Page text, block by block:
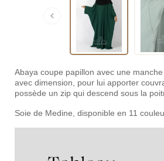

Abaya coupe papillon avec une
avec dimension, pour lui apporter
possède un zip qui descend sous la
Soie de Medine, disponible en 11